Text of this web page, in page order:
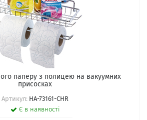
паперу з полицею на вакуумних
присосках
Артикул: HA-73161-CHR
Є в наявності